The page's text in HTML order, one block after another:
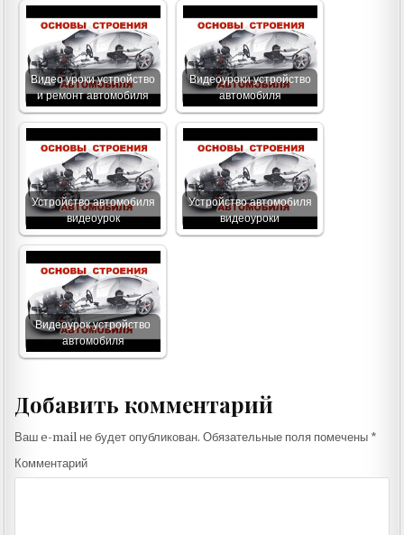
Видео уроки устройство
и ремонт автомобиля
Видеоуроки устройство
автомобиля
Устройство автомобиля
видеоурок
Устройство автомобиля
видеоуроки
Видеоурок устройство
автомобиля
Добавить комментарий
Ваш e-mail не будет опубликован. Обязательные поля помечены *
Комментарий